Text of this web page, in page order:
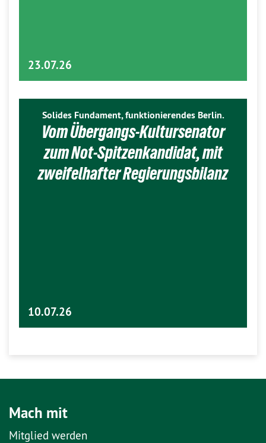
23.07.26
Solides Fundament, funktionierendes Berlin.
Vom Übergangs-Kultursenator
zum Not-Spitzenkandidat, mit
zweifelhafter Regierungsbilanz
10.07.26
Mach mit
Mitglied werden